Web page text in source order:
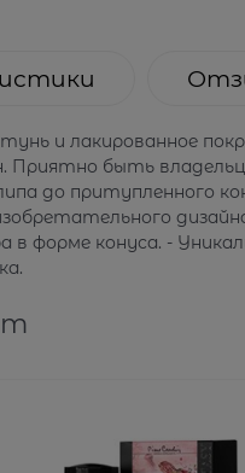
и лакированное
Приятно быть
до притупленного
форме конуса. -